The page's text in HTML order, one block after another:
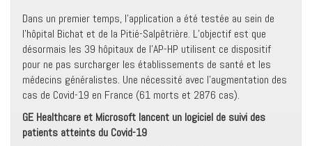
Dans un premier temps, l’application a été testée au sein de
l’hôpital Bichat et de la Pitié-Salpêtrière. L’objectif est que
désormais les 39 hôpitaux de l’AP-HP utilisent ce dispositif
pour ne pas surcharger les établissements de santé et les
médecins généralistes. Une nécessité avec l’augmentation des
cas de Covid-19 en France (61 morts et 2876 cas).
GE Healthcare et Microsoft lancent un logiciel de suivi des
patients atteints du Covid-19